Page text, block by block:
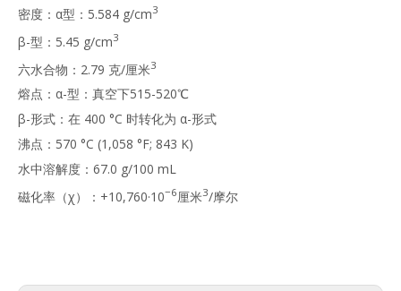
密度：α型：5.584 g/cm3
β-型：5.45 g/cm3
六水合物：2.79 克/厘米3
熔点：α-型：真空下515-520℃
β-形式：在 400 °C 时转化为 α-形式
沸点：570 °C (1,058 °F; 843 K)
水中溶解度：67.0 g/100 mL
磁化率（χ）：+10,760·10−6厘米3/摩尔